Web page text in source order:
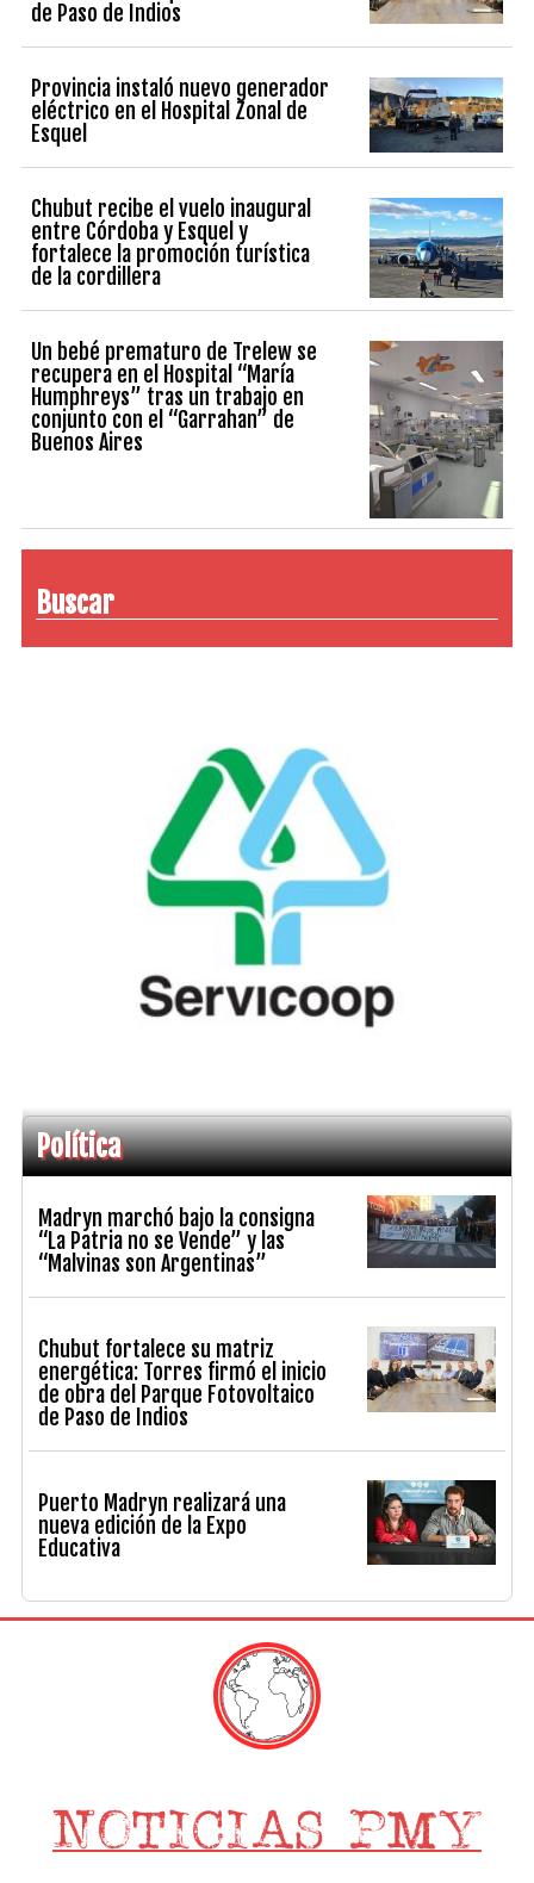
de Paso de Indios
Provincia instaló nuevo generador
eléctrico en el Hospital Zonal de
Esquel
Chubut recibe el vuelo inaugural
entre Córdoba y Esquel y
fortalece la promoción turística
de la cordillera
Un bebé prematuro de Trelew se
recupera en el Hospital “María
Humphreys” tras un trabajo en
conjunto con el “Garrahan” de
Buenos Aires
Buscar
Política
Madryn marchó bajo la consigna
“La Patria no se Vende” y las
“Malvinas son Argentinas”
Chubut fortalece su matriz
energética: Torres firmó el inicio
de obra del Parque Fotovoltaico
de Paso de Indios
Puerto Madryn realizará una
nueva edición de la Expo
Educativa